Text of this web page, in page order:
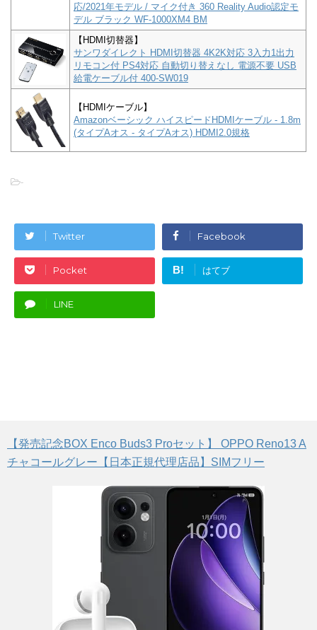
応/2021年モデル / マイク付き 360 Reality Audio認定モ
デル ブラック WF-1000XM4 BM
【HDMI切替器】
サンワダイレクト HDMI切替器 4K2K対応 3入力1出力
リモコン付 PS4対応 自動切り替えなし 電源不要 USB
給電ケーブル付 400-SW019
【HDMIケーブル】
Amazonベーシック ハイスピードHDMIケーブル - 1.8m
(タイプAオス - タイプAオス) HDMI2.0規格
-
Twitter Facebook
Pocket B! はてブ
LINE
【発売記念BOX Enco Buds3 Proセット】 OPPO Reno13 A
チャコールグレー【日本正規代理店品】SIMフリー